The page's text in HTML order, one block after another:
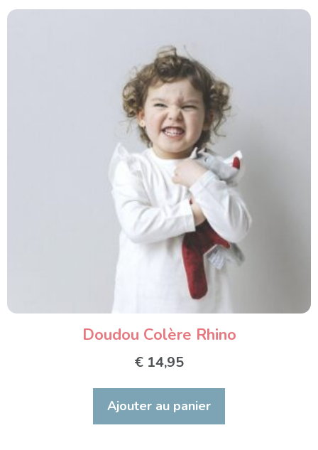
Doudou Colère Rhino
€ 14,95
Ajouter au panier